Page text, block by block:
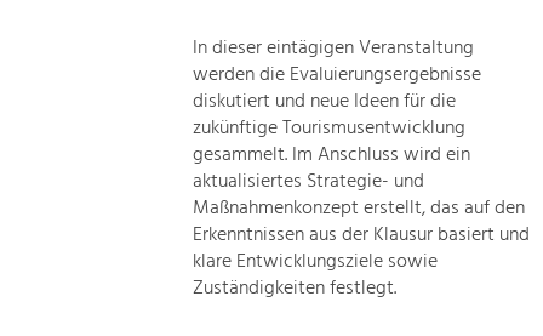
In dieser eintägigen Veranstaltung
werden die Evaluierungsergebnisse
diskutiert und neue Ideen für die
zukünftige Tourismusentwicklung
gesammelt. Im Anschluss wird ein
aktualisiertes Strategie- und
Maßnahmenkonzept erstellt, das auf den
Erkenntnissen aus der Klausur basiert und
klare Entwicklungsziele sowie
Zuständigkeiten festlegt.